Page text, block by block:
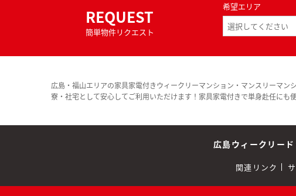
REQUEST
簡単物件リクエスト
希望エリア
広島・福山エリアの家具家電付きウィークリーマンション・マンスリーマ
寮・社宅として安心してご利用いただけます！家具家電付きで単身赴任にも便
広島ウィークリー
関連リンク